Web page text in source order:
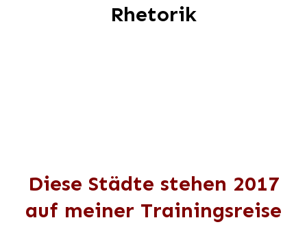
Rhetorik
Diese Städte stehen 2017
auf meiner Trainingsreise